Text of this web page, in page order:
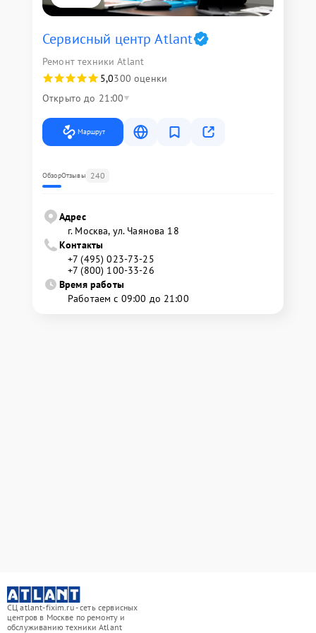
Сервисный центр Atlant
Ремонт техники Atlant
5,0300 оценки
Открыто до 21:00
Маршрут
ОбзорОтзывы 240
Адрес
г. Москва, ул. Чаянова 18
Контакты
+7 (495) 023-73-25
+7 (800) 100-33-26
Время работы
Работаем с 09:00 до 21:00
СЦ atlant-fixim.ru - сеть сервисных
центров в Москве по ремонту и
обслуживанию техники Atlant